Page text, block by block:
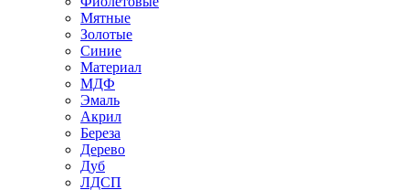
Мятные
Золотые
Синие
Материал
МДФ
Эмаль
Акрил
Береза
Дерево
Дуб
ЛДСП